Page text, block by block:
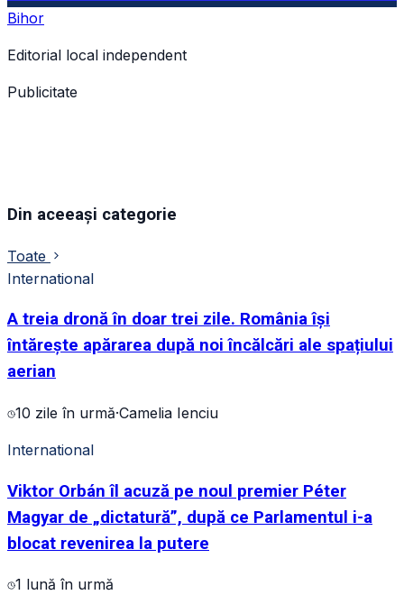
Bihor
Editorial local independent
Publicitate
Din aceeași categorie
Toate
International
A treia dronă în doar trei zile. România își
întărește apărarea după noi încălcări ale spațiului
aerian
10 zile în urmă·Camelia Ienciu
International
Viktor Orbán îl acuză pe noul premier Péter
Magyar de „dictatură”, după ce Parlamentul i-a
blocat revenirea la putere
1 lună în urmă